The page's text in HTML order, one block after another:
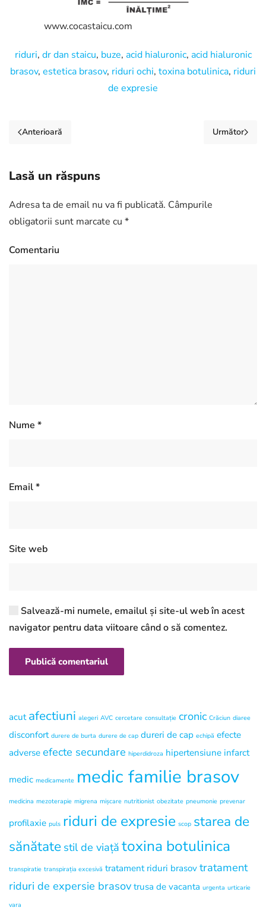
www.cocastaicu.com
riduri, dr dan staicu, buze, acid hialuronic, acid hialuronic
brasov, estetica brasov, riduri ochi, toxina botulinica, riduri
de expresie
Anterioară Următor
Lasă un răspuns
Adresa ta de email nu va fi publicată. Câmpurile
obligatorii sunt marcate cu *
Comentariu
Nume *
Email*
Site web
Salvează-mi numele, emailul și site-ul web în acest
navigator pentru data viitoare când o să comentez.
Publică comentariul
acut afectiuni alegeri AVC cercetare consultație cronic Crăciun diaree
disconfort durere de burta durere de cap dureri de cap echipă efecte
adverse efecte secundare hiperdidroza hipertensiune infarct
medic medicamente medic familie brasov
medicina mezoterapie migrena mișcare nutritionist obezitate pneumonie prevenar
profilaxie puls riduri de expresie scop starea de
sănătate stil de viață toxina botulinica
transpiratie transpirația excesivă tratament riduri brasov tratament
riduri de expersie brasov trusa de vacanta urgenta urticarie
vara